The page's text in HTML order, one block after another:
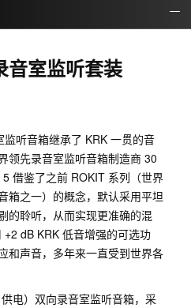
室监听套装
听音箱继承了 KRK 一贯的音
领先录音室监听音箱制造商 30
借鉴了之前 ROKIT 系列（世界
箱之一）的概念，默认采用平坦
的聆听，从而实现更准确的混
dB KRK 低音增强的可选功
和声音，多年来一直受到世界各
电）双向录音室监听音箱，采